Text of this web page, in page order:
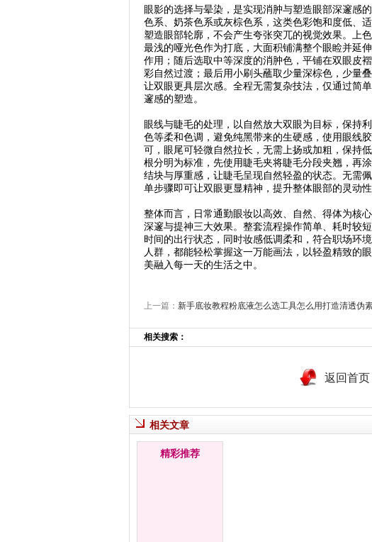
眼影的选择与晕染，是实现消肿与塑造眼部深邃感
色系、奶茶色系或灰棕色系，这类色彩饱和度低、
塑造眼部轮廓，不会产生夸张突兀的视觉效果。上
最浅的哑光色作为打底，大面积铺满整个眼睑并延
作用；随后选取中等深度的消肿色，平铺在双眼皮
彩自然过渡；最后用小刷头蘸取少量深棕色，少量
让双眼更具层次感。全程无需复杂技法，仅通过简
邃感的塑造。
眼线与睫毛的处理，以自然放大双眼为目标，保持
色等柔和色调，避免纯黑带来的生硬感，使用眼线
可，眼尾可轻微自然拉长，无需上扬或加粗，保持
根分明为标准，先使用睫毛夹将睫毛分段夹翘，再
结块与厚重感，让睫毛呈现自然轻盈的状态。无需
单步骤即可让双眼更显精神，提升整体眼部的灵动性
整体而言，日常通勤眼妆以高效、自然、得体为核
深邃与提神三大效果。整套流程操作简单、耗时较
时间的出行状态，同时妆感低调柔和，符合职场环
人群，都能轻松掌握这一万能画法，以轻盈精致的
美融入每一天的生活之中。
上一篇： 新手底妆教程粉底液怎么选工具怎么用打造清透伪
相关搜索：
返回首页
相关文章
精彩推荐